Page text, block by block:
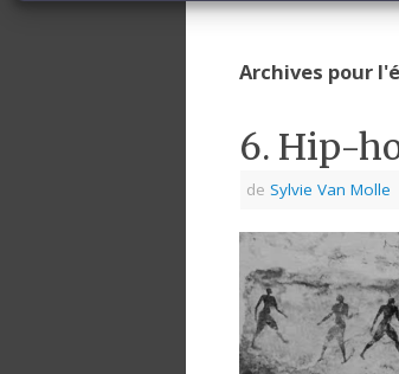
Archives pour
6. Hip-
de Sylvie Van Molle